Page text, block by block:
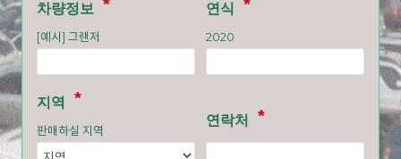
차량정보
[예시] 그랜저
연식
2020
지역
판매하실 지역
연락처